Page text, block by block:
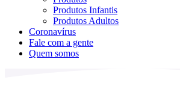
Produtos Infantis
Produtos Adultos
Coronavírus
Fale com a gente
Quem somos